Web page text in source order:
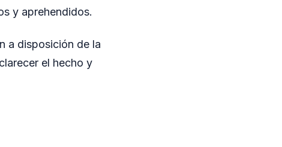
y aprehendidos.
a disposición de la
el hecho y